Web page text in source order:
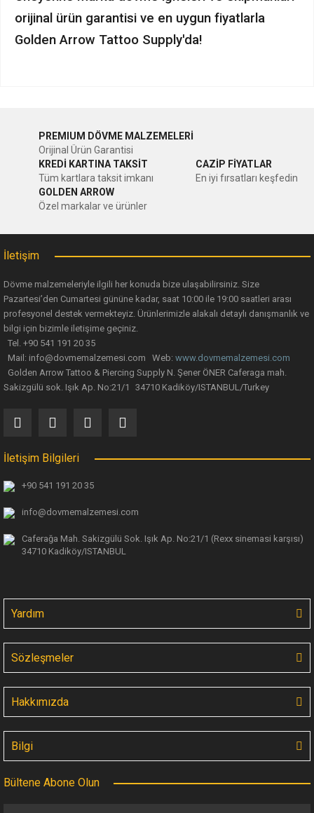
orijinal ürün garantisi ve en uygun fiyatlarla
Golden Arrow Tattoo Supply'da!
Görüş ve önerileriniz için teşekkür ederiz.
Ürün resmi kalitesiz, bozuk veya görüntülenemiyor.
Ürün açıklamasında eksik bilgiler bulunuyor.
Gönder
PREMIUM DÖVME MALZEMELERİ
Orijinal Ürün Garantisi
KREDİ KARTINA TAKSİT
Tüm kartlara taksit imkanı
CAZİP FİYATLAR
En iyi fırsatları keşfedin
GOLDEN ARROW
Özel markalar ve ürünler
İletişim
Dövme malzemeleriyle ilgili her konuda bize ulaşabilirsiniz. Size
Pazartesi’den Cumartesi gününe kadar, saat 10:00 ile 19:00 saatleri arası
profesyonel destek vermekteyiz. Ürünlerimizle alakalı detaylı danışmanlık ve
bilgi için bizimle iletişime geçiniz.
Tel. +90 541 191 20 35
Mail: info@dovmemalzemesi.com Web: www.dovmemalzemesi.com
Golden Arrow Tattoo & Piercing Supply N. Şener ÖNER Caferaga mah.
Sakizgülü sok. Işık Ap. No:21/1 34710 Kadiköy/ISTANBUL/Turkey
İletişim Bilgileri
+90 541 191 20 35
info@dovmemalzemesi.com
Caferağa Mah. Sakizgülü Sok. Işık Ap. No:21/1 (Rexx sinemasi karşısı)
34710 Kadiköy/ISTANBUL
Yardım
Sözleşmeler
Hakkımızda
Bilgi
Bültene Abone Olun